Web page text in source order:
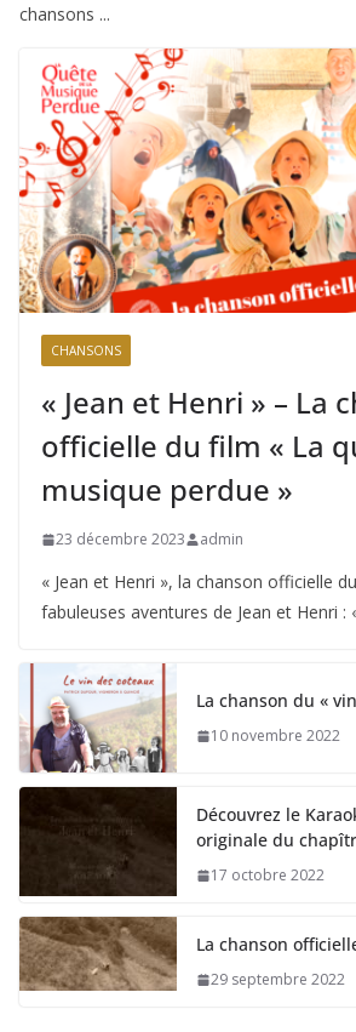
chansons ...
CHANSONS
« Jean et Henri » – La
officielle du film « La
musique perdue »
23 décembre 2023 admin
« Jean et Henri », la chanson officielle
fabuleuses aventures de Jean et Henri :
La chanson du «
10 novembre 2022
Découvrez le
originale du
17 octobre 2022
La chanson
29 septembre 2022